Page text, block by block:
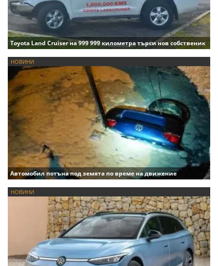
Toyota Land Cruiser на 999 999 километра търси нов собственик
НОВИНИ
Автомобил потъна под земята по време на движение
НОВИНИ